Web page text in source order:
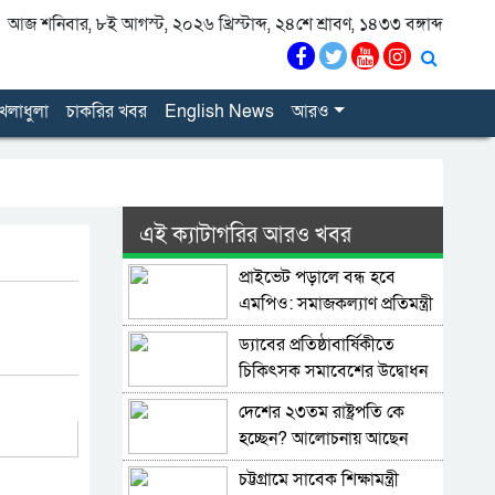
আজ শনিবার, ৮ই আগস্ট, ২০২৬ খ্রিস্টাব্দ, ২৪শে শ্রাবণ, ১৪৩৩ বঙ্গাব্দ
চাকরির খবর English News আরও
এই ক্যাটাগরির আরও খবর
প্রাইভেট পড়ালে বন্ধ হবে
এমপিও: সমাজকল্যাণ প্রতিমন্ত্রী
ড্যাবের প্রতিষ্ঠাবার্ষিকীতে
চিকিৎসক সমাবেশের উদ্বোধন
করলেন প্রধানমন্ত্রী
দেশের ২৩তম রাষ্ট্রপতি কে
হচ্ছেন? আলোচনায় আছেন
কারা?
চট্টগ্রামে সাবেক শিক্ষামন্ত্রী